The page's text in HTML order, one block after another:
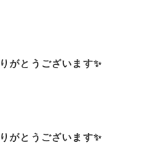
がとうございます✨
がとうございます✨